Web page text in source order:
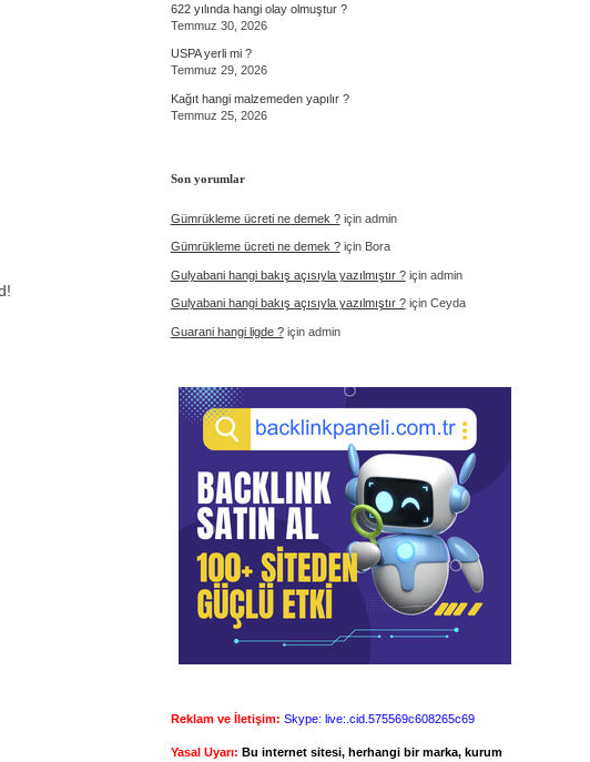
622 yılında hangi olay olmuştur ?
Temmuz 30, 2026
USPA yerli mi ?
Temmuz 29, 2026
Kağıt hangi malzemeden yapılır ?
Temmuz 25, 2026
Son yorumlar
Gümrükleme ücreti ne demek ?için admin
Gümrükleme ücreti ne demek ?için Bora
Gulyabani hangi bakış açısıyla yazılmıştır ?için admin
Gulyabani hangi bakış açısıyla yazılmıştır ?için Ceyda
Guarani hangi ligde ?için admin
Reklam ve İletişim: Skype: live:.cid.575569c608265c69
Yasal Uyarı: Bu internet sitesi, herhangi bir marka, kurum